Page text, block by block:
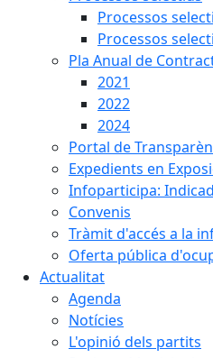
Processos
Processos
Pla Anual de
2021
2022
2024
Portal de
Expedients en
Infoparticipa:
Convenis
Tràmit d'accés a la
Oferta pública
Actualitat
Agenda
Notícies
L'opinió dels partits